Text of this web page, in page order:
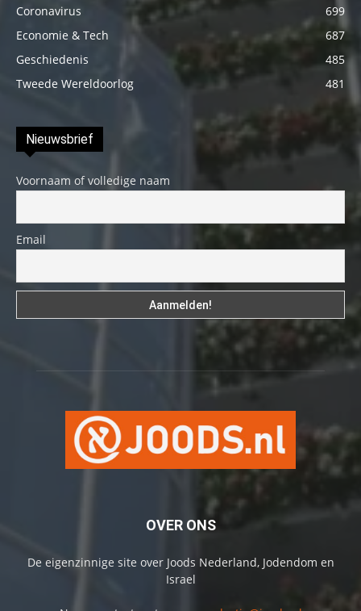
Coronavirus
699
Economie & Tech
687
Geschiedenis
485
Tweede Wereldoorlog
481
Nieuwsbrief
Voornaam of volledige naam
Email
OVER ONS
De eigenzinnige site over Joods Nederland, Jodendom en
Israel